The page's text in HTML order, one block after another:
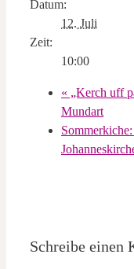
Datum:
12. Juli
Zeit:
10:00
« „Kerch uff
Mundart
Schreibe einen